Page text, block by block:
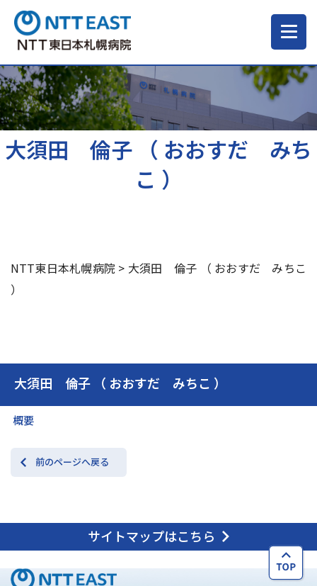
当院について
ご来院される方へ
交通アクセス お問い合わせ
大須田 倫子 （ おおすだ みちこ ）
概要
前のページへ戻る
大須田 倫子 （ おおすだ みち
こ ）
NTT東日本札幌病院 > 大須田 倫子 （ おおすだ みちこ
）
サイトマップはこちら